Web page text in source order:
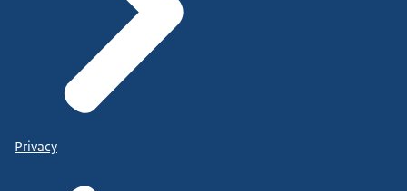
Privacy